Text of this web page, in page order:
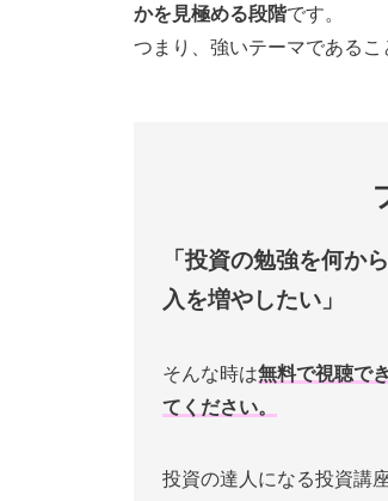
かを見極める段階です。
つまり、強いテーマであるこ
「投資の勉強を何か
入を増やしたい」
そんな時は無料で視聴で
てください。
投資の達人になる投資講